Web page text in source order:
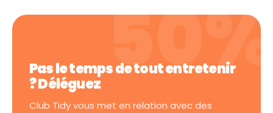
Pas le temps de tout entretenir
? Déléguez
Club Tidy vous met en relation avec des